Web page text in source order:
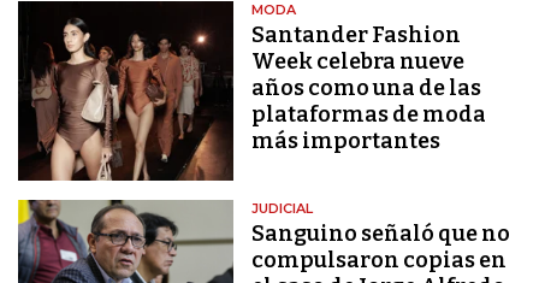
MODA
Santander Fashion
Week celebra nueve
años como una de las
plataformas de moda
más importantes
JUDICIAL
Sanguino señaló que no
compulsaron copias en